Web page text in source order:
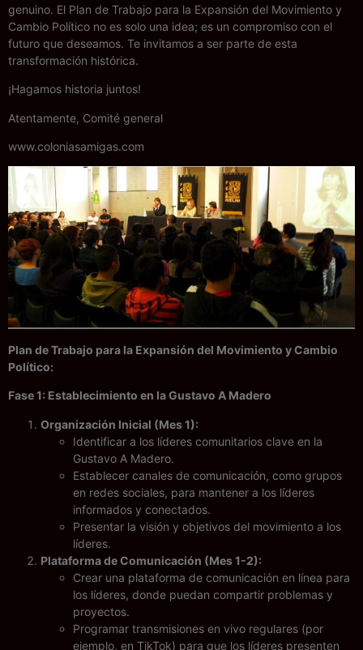
genuino. El Plan de Trabajo para la Expansión del Movimiento y
Cambio Político no es solo una idea; es un compromiso con el
futuro que deseamos. Te invitamos a ser parte de esta
transformación histórica.
¡Hagamos historia juntos!
Atentamente, Comité general
www.coloniasamigas.com
Plan de Trabajo para la Expansión del Movimiento y Cambio
Político:
Fase 1: Establecimiento en la Gustavo A Madero
Organización Inicial (Mes 1):
Identificar a los líderes comunitarios clave en la
Gustavo A Madero.
Establecer canales de comunicación, como grupos
en redes sociales, para mantener a los líderes
informados y conectados.
Presentar la visión y objetivos del movimiento a los
líderes.
Plataforma de Comunicación (Mes 1-2):
Crear una plataforma de comunicación en línea para
los líderes, donde puedan compartir problemas y
proyectos.
Programar transmisiones en vivo regulares (por
ejemplo, en TikTok) para que los líderes presenten